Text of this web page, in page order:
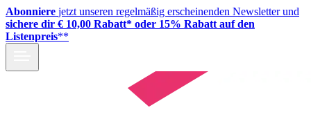
Abonniere jetzt unseren regelmäßig erscheinenden Newsletter und
sichere dir € 10,00 Rabatt* oder 15% Rabatt auf den
Listenpreis**